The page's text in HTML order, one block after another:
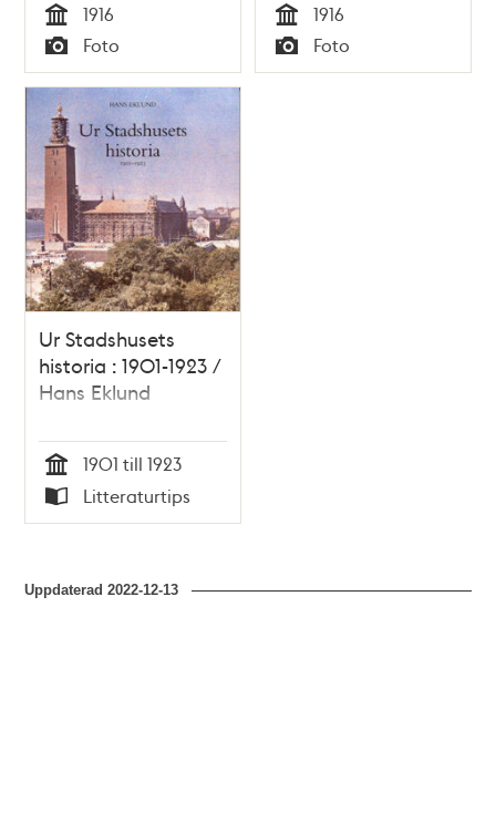
Tid
1916
Typ
Foto Tid
1916
Typ
Foto
Ur Stadshusets
historia : 1901-1923 /
Hans Eklund
Tid
1901 till 1923
Typ
Litteraturtips
Uppdaterad2022-12-13